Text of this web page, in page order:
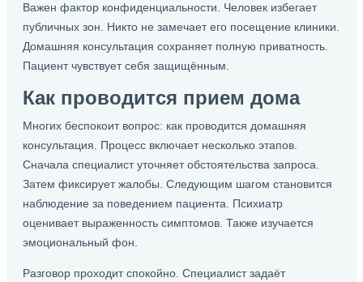
Важен фактор конфиденциальности. Человек избегает
публичных зон. Никто не замечает его посещение клиники.
Домашняя консультация сохраняет полную приватность.
Пациент чувствует себя защищённым.
Как проводится прием дома
Многих беспокоит вопрос: как проводится домашняя
консультация. Процесс включает несколько этапов.
Сначала специалист уточняет обстоятельства запроса.
Затем фиксирует жалобы. Следующим шагом становится
наблюдение за поведением пациента. Психиатр
оценивает выраженность симптомов. Также изучается
эмоциональный фон.
Разговор проходит спокойно. Специалист задаёт